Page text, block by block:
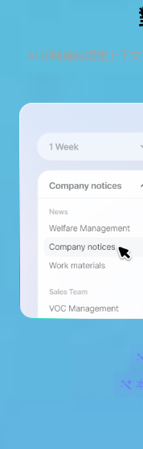
AI 即時總結議題上下